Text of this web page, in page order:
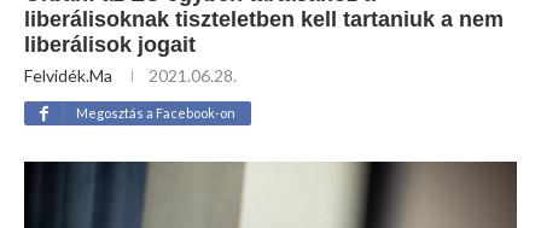
liberálisoknak tiszteletben kell tartaniuk a nem
liberálisok jogait
Felvidék.ma 2021.06.28.
Megosztás a Facebook-on